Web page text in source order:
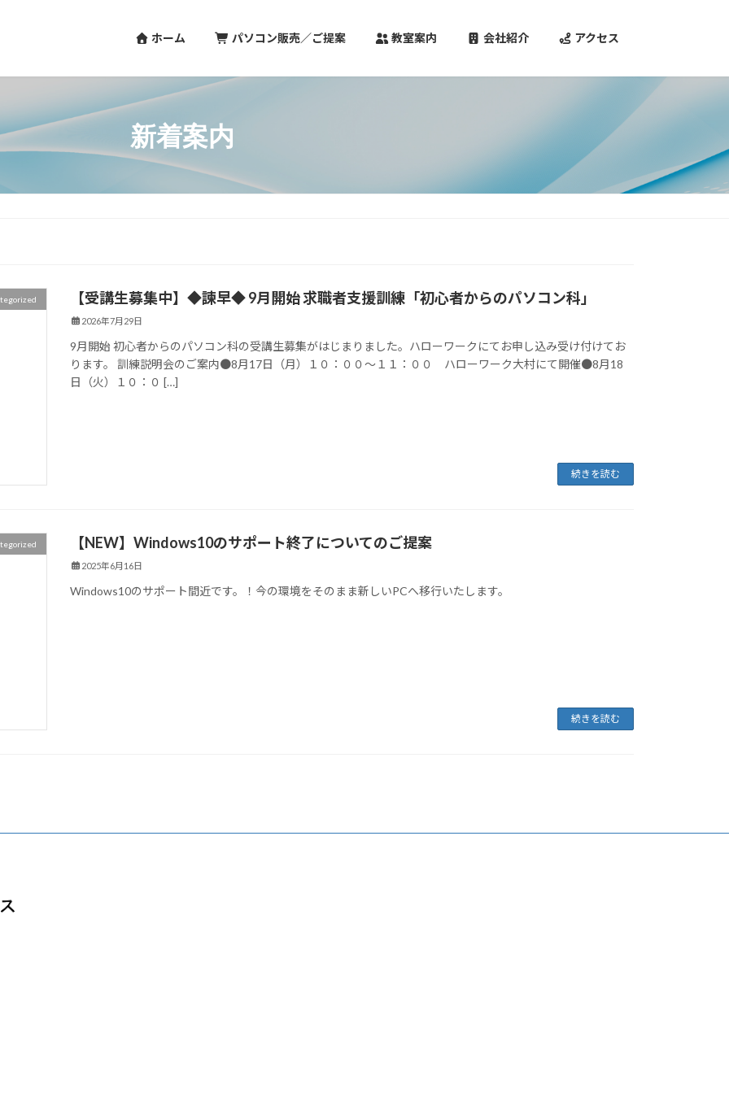
ホーム パソコン販売／ご提案 教室案内 会社紹介 アクセス
新着案内
【受講生募集中】◆諫早◆ 9月開始 求職者支援訓練「初心者からのパソコン科」
2026年7月29日
9月開始 初心者からのパソコン科の受講生募集がはじまりました。ハローワークにてお申し込み受け付けてお
ります。 訓練説明会のご案内●8月17日（月）１０：００～１１：００ ハローワーク大村にて開催●8月18
日（火）１０：０ […]
続きを読む
【NEW】Windows10のサポート終了についてのご提案
2025年6月16日
Windows10のサポート間近です。！今の環境をそのまま新しいPCへ移行いたします。
続きを読む